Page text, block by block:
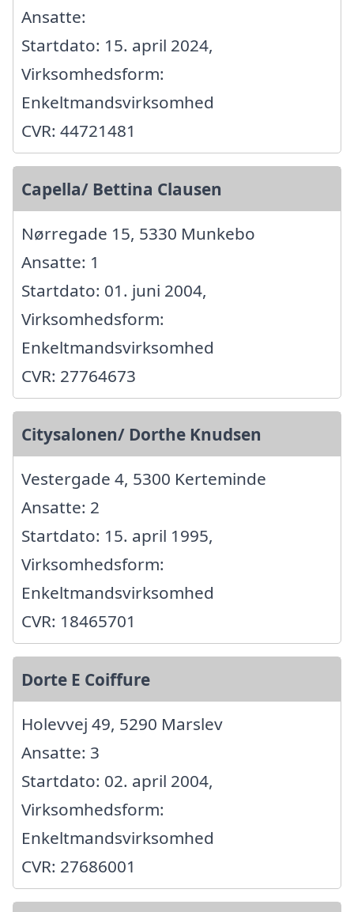
Ansatte:
Startdato: 15. april 2024,
Virksomhedsform:
Enkeltmandsvirksomhed
CVR: 44721481
Capella/ Bettina Clausen
Nørregade 15, 5330 Munkebo
Ansatte: 1
Startdato: 01. juni 2004,
Virksomhedsform:
Enkeltmandsvirksomhed
CVR: 27764673
Citysalonen/ Dorthe Knudsen
Vestergade 4, 5300 Kerteminde
Ansatte: 2
Startdato: 15. april 1995,
Virksomhedsform:
Enkeltmandsvirksomhed
CVR: 18465701
Dorte E Coiffure
Holevvej 49, 5290 Marslev
Ansatte: 3
Startdato: 02. april 2004,
Virksomhedsform:
Enkeltmandsvirksomhed
CVR: 27686001